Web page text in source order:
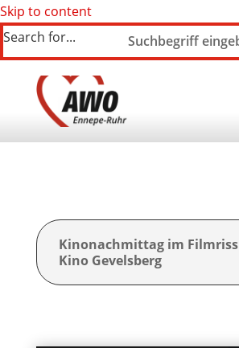
Skip to content
Search for...
Kinonachmittag im Filmriss
Kino Gevelsberg